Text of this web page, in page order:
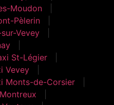
Moudon
Pèlerin
Vevey
St-Légier
Vevey
Monts-de-Corsier